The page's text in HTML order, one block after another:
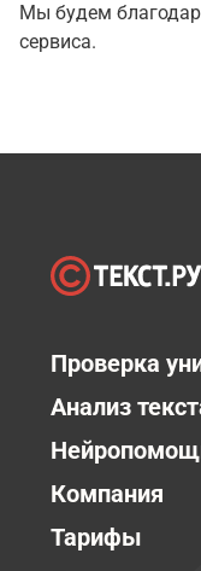
Мы будем
сервиса.
Проверка
Анализ
Компания
Тарифы